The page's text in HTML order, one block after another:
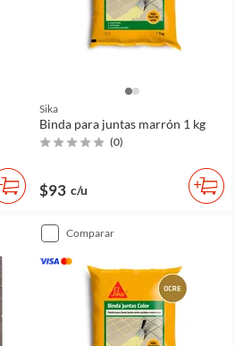
Sika
Binda para juntas marrón 1 kg
(0)
$93 c/u
comparar